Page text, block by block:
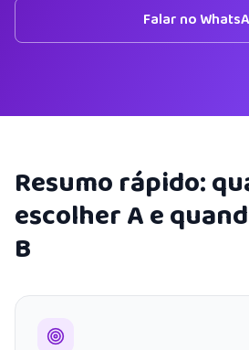
Falar no
Resumo rápido:
escolher A e
B